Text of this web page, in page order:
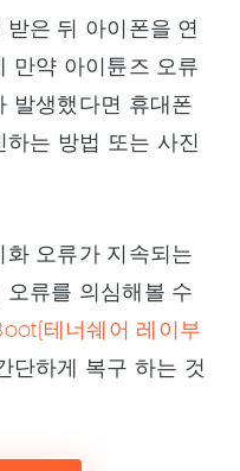
은 뒤 아이폰을 연
만약 아이튠즈 오류
발생했다면 휴대폰
하는 방법 또는 사진
오류가 지속되는
류를 의심해볼 수
테너쉐어 레이부
단하게 복구 하는 것